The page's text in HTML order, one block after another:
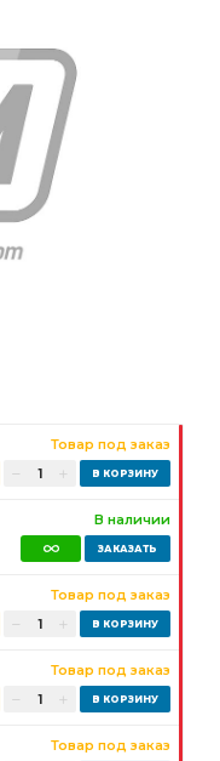
Товар под заказ
В наличии
Товар под заказ
Товар под заказ
Товар под заказ